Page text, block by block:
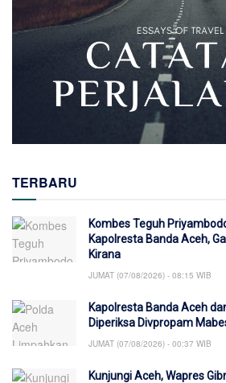
TERBARU
Kombes Teguh
Kapolresta Banda Aceh,
Kirana
JUMAT (07/08/2026) - 08:15 WIB
Kapolresta Banda Aceh
Diperiksa Divpropam
JUMAT (07/08/2026) - 00:37 WIB
Kunjungi Aceh, Wapres